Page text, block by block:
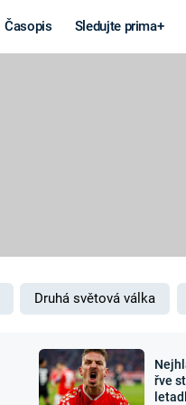
Časopis Sledujte prima+
MARS
Záhady a
Druhá světová válka
řve